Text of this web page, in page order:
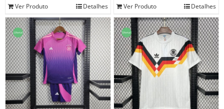
Ver Produto Detalhes Ver Produto Detalhes
Oferta! Oferta!